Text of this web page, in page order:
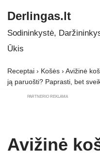
Skip
to
Derlingas.lt
Sodininkystė,
Ūkis
Receptai › Košės › Avižinė
ją paruošti? Paprasti, bet
PARTNERIO REKLAMA
Avižinė